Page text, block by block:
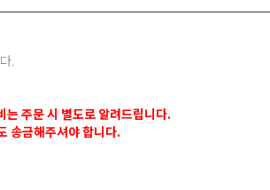
.
주문 시 별도로 알려드립니다.
송금해주셔야 합니다.